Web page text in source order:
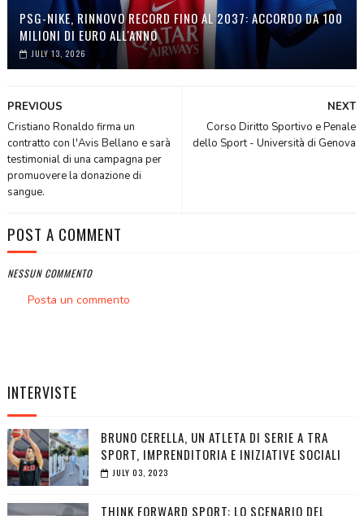
PSG-NIKE, RINNOVO RECORD FINO AL 2037: ACCORDO DA 100
MILIONI DI EURO ALL'ANNO
JULY 13, 2026
NEXT
Corso Diritto Sportivo e Penale
dello Sport - Università di Genova
PREVIOUS
Cristiano Ronaldo firma un
contratto con l'Avis Bellano e sarà
testimonial di una campagna per
promuovere la donazione di
sangue.
POST A COMMENT
NESSUN COMMENTO
Posta un commento
INTERVISTE
BRUNO CERELLA, UN ATLETA DI SERIE A TRA
SPORT, IMPRENDITORIA E INIZIATIVE SOCIALI
JULY 03, 2023
THINK FORWARD SPORT: LO SCENARIO DEL